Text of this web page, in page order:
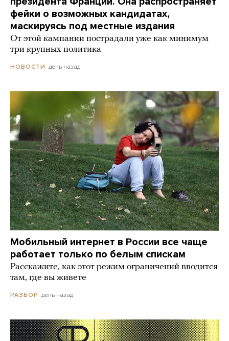
фейки о возможных кандидатах,
маскируясь под местные издания
От этой кампании пострадали уже как минимум
три крупных политика
НОВОСТИ день назад
Мобильный интернет в России все чаще
работает только по белым спискам
Расскажите, как этот режим ограничений вводится
там, где вы живете
РАЗБОР день назад